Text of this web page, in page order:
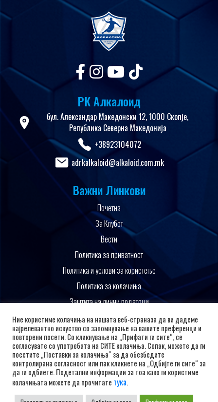
РК Алкалоид
бул. Александар Македонски 12, 1000 Скопје,
Република Северна Македонија
+38923104072
adrkalkaloid@alkaloid.com.mk
Важни Линкови
Почетна
За Клубот
Вести
Политика за приватност
Политика и услови за користење
Политика за колачиња
Заштита на лични податоци
Поддржано од
Ние користиме колачиња на нашата веб-страназа да ви дадеме
најрелевантно искуство со запомнување на вашите преференци и
повторени посети. Со кликнување на „Прифати ги сите“, се
согласувате со употребата на СИТЕ колачиња. Сепак, можете да ги
посетите „Поставки за колачиња“ за да обезбедите
контролирана согласност или пак кликнете на „Одбијте ги сите“ за
да ги одбиете. Подетални информации за тоа како ги користиме
колачињата можете да прочитате тука.